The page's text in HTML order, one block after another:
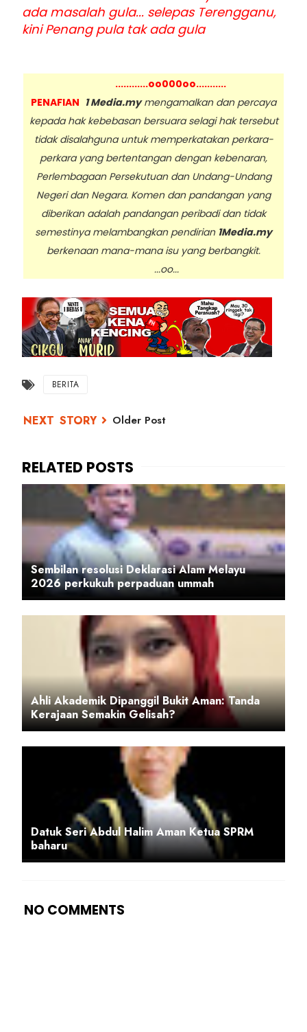
ada masalah gula... selepas Terengganu,
kini Penang pula tak ada gula
............oo000oo...........
PENAFIAN 1 Media.mymengamalkan dan percaya
kepada hak kebebasan bersuara selagi hak tersebut
tidak disalahguna untuk memperkatakan perkara-
perkara yang bertentangan dengan kebenaran,
Perlembagaan Persekutuan dan Undang-Undang
Negeri dan Negara. Komen dan pandangan yang
diberikan adalah pandangan peribadi dan tidak
semestinya melambangkan pendirian 1Media.my
berkenaan mana-mana isu yang berbangkit.
...oo...
BERITA
Older Post
Sembilan resolusi Deklarasi Alam Melayu
2026 perkukuh perpaduan ummah
Ahli Akademik Dipanggil Bukit Aman: Tanda
Kerajaan Semakin Gelisah?
Datuk Seri Abdul Halim Aman Ketua SPRM
baharu
NO COMMENTS